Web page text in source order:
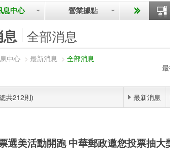
息中心 營業據點
全部消息
中心 > 最新消息 > 全部消息
共212則) 最新消息
選美活動開跑 中華郵政邀您投票抽大